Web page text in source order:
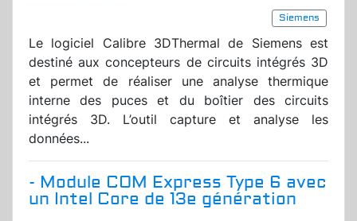
Siemens
Le logiciel Calibre 3DThermal de Siemens est
destiné aux concepteurs de circuits intégrés 3D
et permet de réaliser une analyse thermique
interne des puces et du boîtier des circuits
intégrés 3D. L’outil capture et analyse les
données...
- Module COM Express Type 6 avec
un Intel Core de 13e génération